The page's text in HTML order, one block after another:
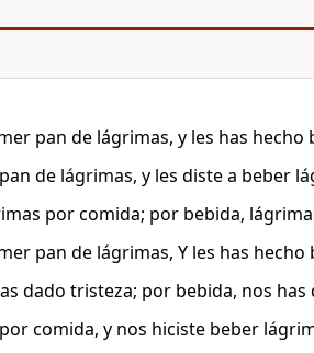
pan de lágrimas, y les has
de lágrimas, y les diste a beber
por comida; por bebida,
pan de lágrimas, Y les has
dado tristeza; por bebida, nos
comida, y nos hiciste beber